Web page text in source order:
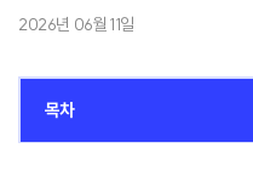
2026년 06월 11일
목차